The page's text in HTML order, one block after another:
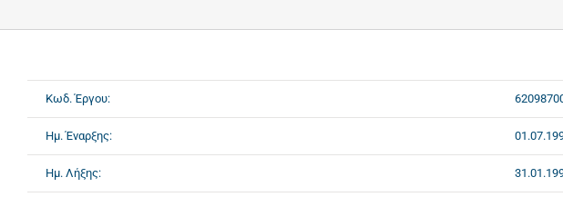
Κωδ. Έργου:
Ημ. Έναρξης:
Ημ. Λήξης: